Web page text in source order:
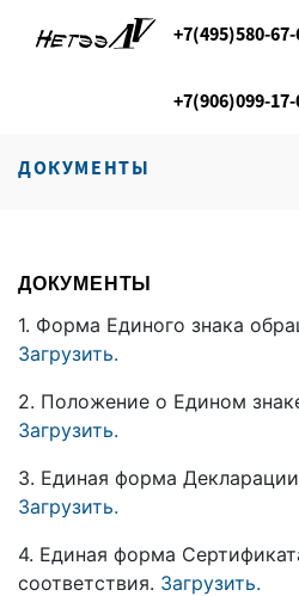
+7(495)580-
+7(906)099-
ДОКУМЕНТЫ
ДОКУМЕНТЫ
1. Форма Единого знака
Загрузить.
2. Положение о Едином
Загрузить.
3. Единая форма
Загрузить.
4. Единая форма
соответствия. Загрузить.